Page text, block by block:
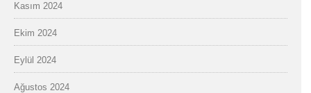
Kasım 2024
Ekim 2024
Eylül 2024
Ağustos 2024